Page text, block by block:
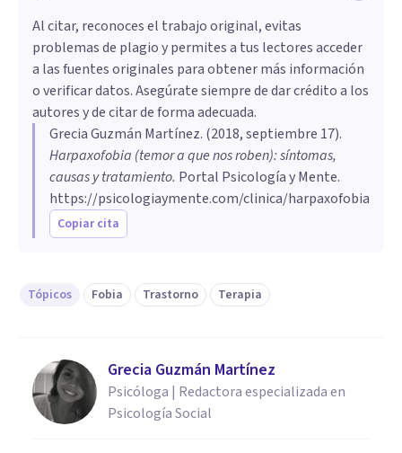
Al citar, reconoces el trabajo original, evitas
problemas de plagio y permites a tus lectores acceder
a las fuentes originales para obtener más información
o verificar datos. Asegúrate siempre de dar crédito a los
autores y de citar de forma adecuada.
Grecia Guzmán Martínez. (2018, septiembre 17).
Harpaxofobia (temor a que nos roben): síntomas,
causas y tratamiento. Portal Psicología y Mente.
https://psicologiaymente.com/clinica/harpaxofobia
Copiar cita
Tópicos Fobia Trastorno Terapia
Grecia Guzmán Martínez
Psicóloga | Redactora especializada en
Psicología Social